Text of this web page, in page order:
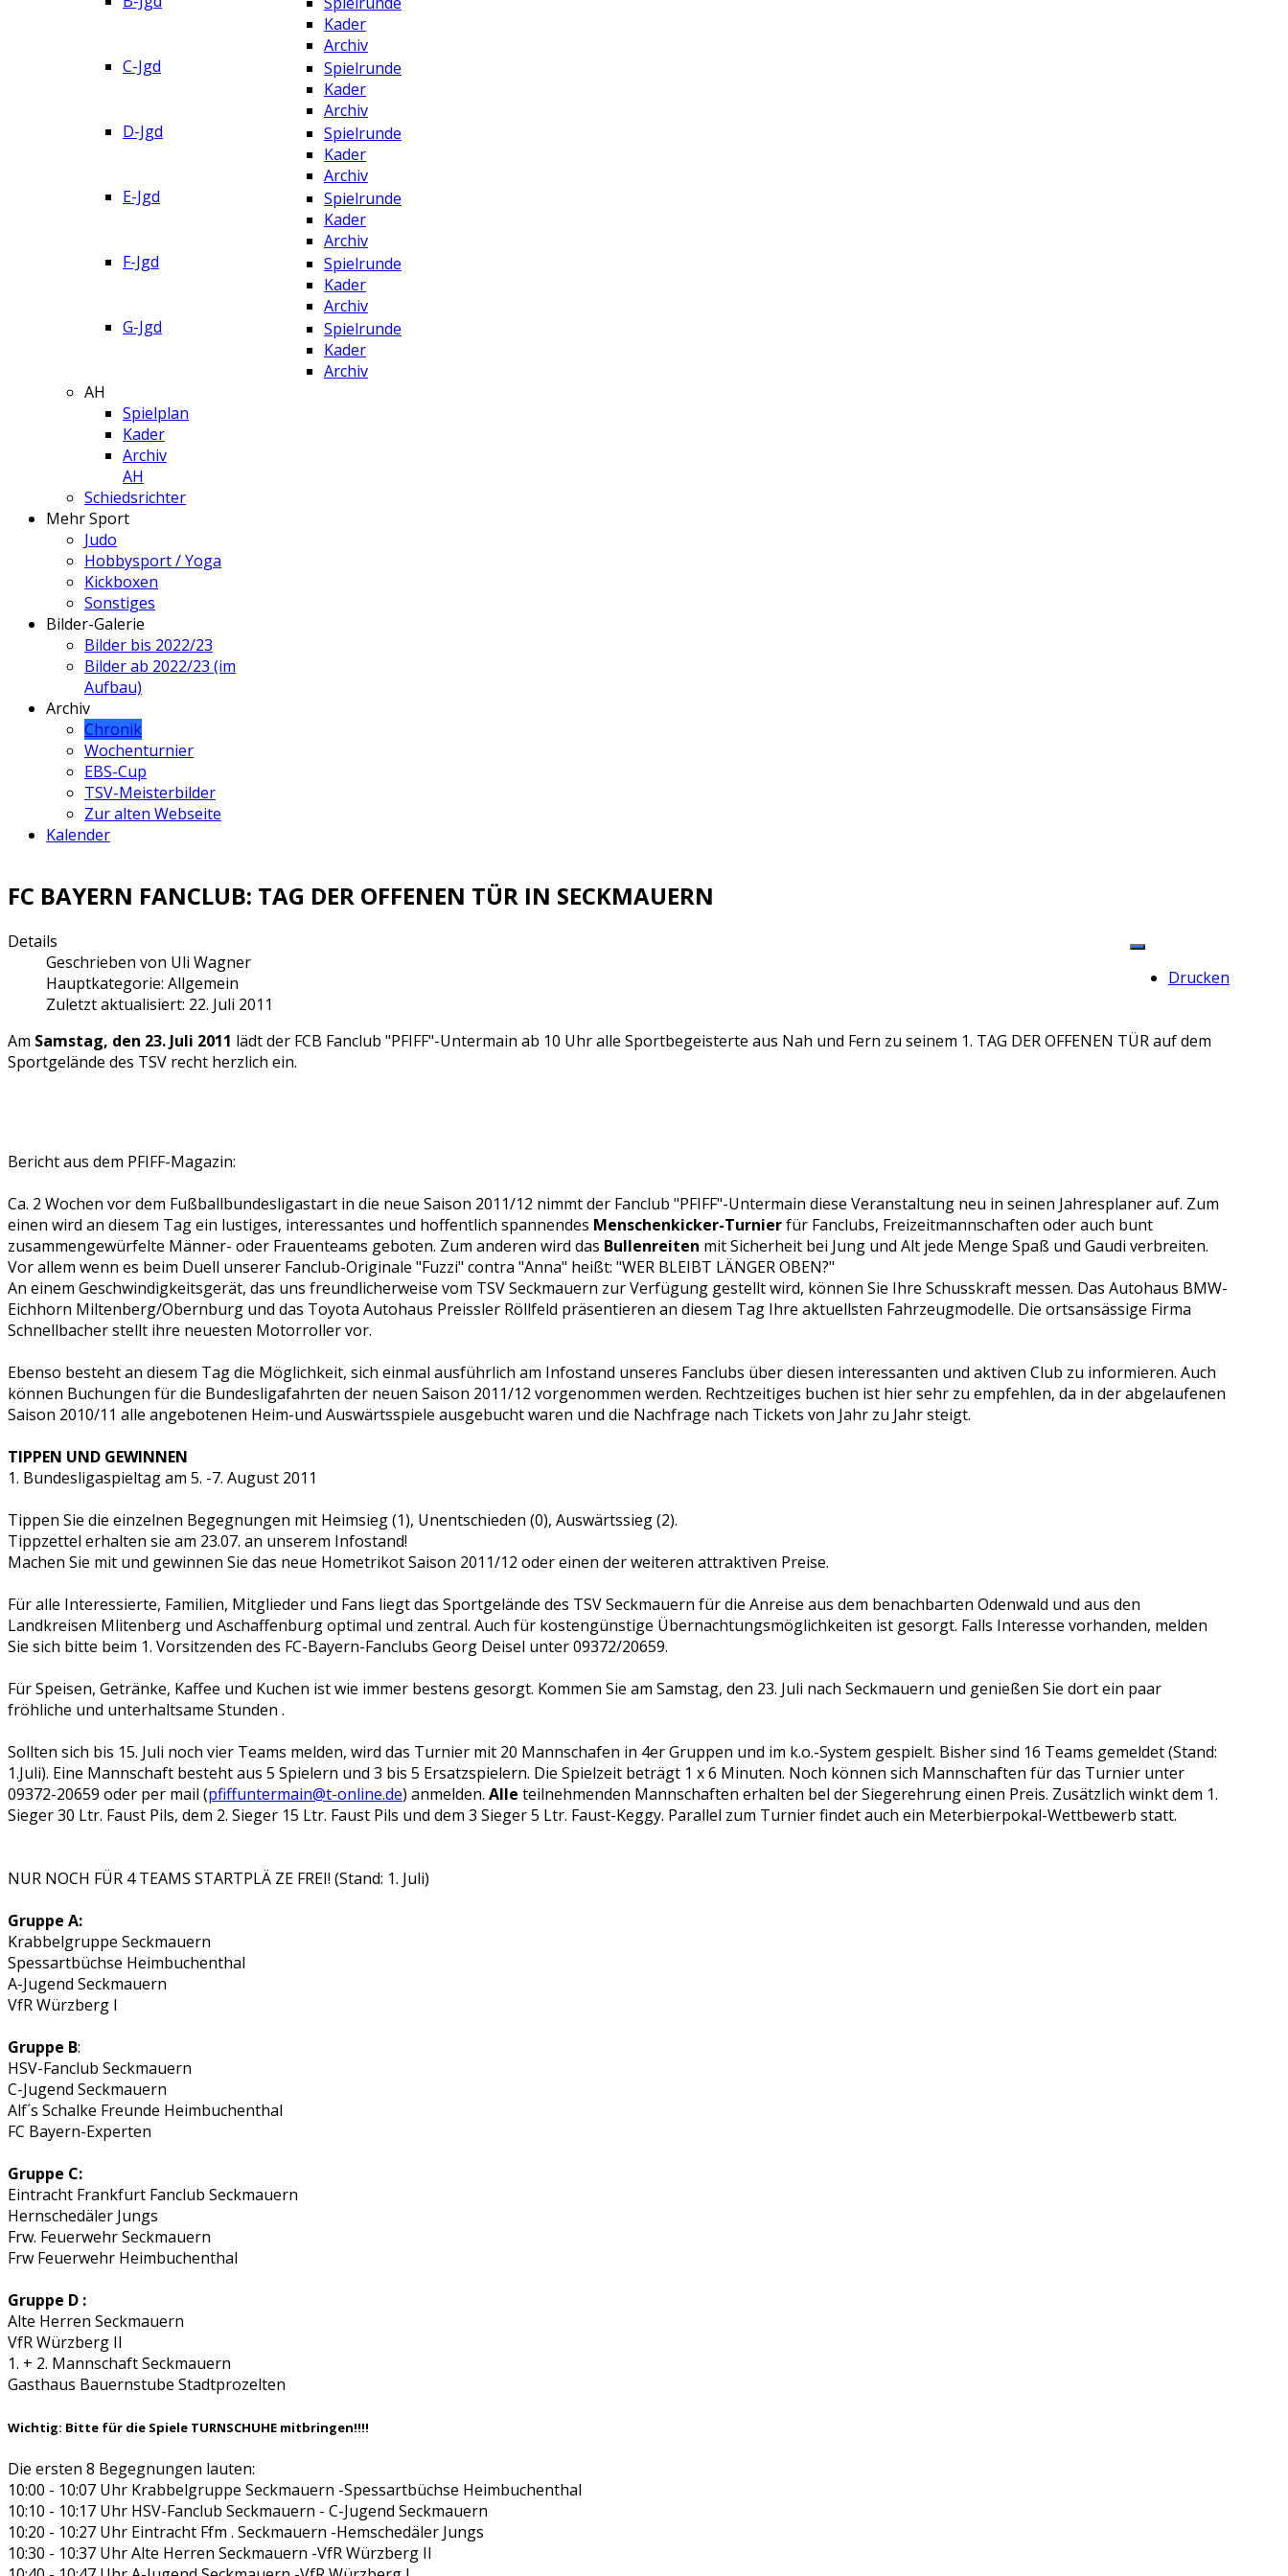
Kader
Archiv
C-Jgd
Spielrunde
Kader
Archiv
D-Jgd
Spielrunde
Kader
Archiv
E-Jgd
Spielrunde
Kader
Archiv
F-Jgd
Spielrunde
Kader
Archiv
G-Jgd
Spielrunde
Kader
Archiv
AH
Spielplan
Kader
Archiv
AH
Schiedsrichter
Mehr Sport
Judo
Hobbysport / Yoga
Kickboxen
Sonstiges
Bilder-Galerie
Bilder bis 2022/23
Bilder ab 2022/23 (im
Aufbau)
Archiv
Chronik
Wochenturnier
EBS-Cup
TSV-Meisterbilder
Zur alten Webseite
Kalender
FC BAYERN FANCLUB: TAG DER OFFENEN TÜR IN SECKMAUERN
Drucken
Details
Geschrieben von Uli Wagner
Hauptkategorie: Allgemein
Zuletzt aktualisiert: 22. Juli 2011
Am Samstag, den 23. Juli 2011 lädt der FCB Fanclub "PFIFF"-Untermain ab 10 Uhr alle Sportbegeisterte aus Nah und Fern zu seinem 1. TAG DER OFFENEN TÜR auf dem
Sportgelände des TSV recht herzlich ein.
Bericht aus dem PFIFF-Magazin:
Ca. 2 Wochen vor dem Fußballbundesligastart in die neue Saison 2011/12 nimmt der Fanclub "PFIFF"-Untermain diese Veranstaltung neu in seinen Jahresplaner auf. Zum
einen wird an diesem Tag ein lustiges, interessantes und hoffentlich spannendes Menschenkicker-Turnierfür Fanclubs, Freizeitmannschaften oder auch bunt
zusammengewürfelte Männer- oder Frauenteams geboten. Zum anderen wird das Bullenreiten mit Sicherheit bei Jung und Alt jede Menge Spaß und Gaudi verbreiten.
Vor allem wenn es beim Duell unserer Fanclub-Originale "Fuzzi" contra "Anna" heißt: "WER BLEIBT LÄNGER OBEN?"
An einem Geschwindigkeitsgerät, das uns freundlicherweise vom TSV Seckmauern zur Verfügung gestellt wird, können Sie Ihre Schusskraft messen. Das Autohaus BMW-
Eichhorn Miltenberg/Obernburg und das Toyota Autohaus Preissler Röllfeld präsentieren an diesem Tag Ihre aktuellsten Fahrzeugmodelle. Die ortsansässige Firma
Schnellbacher stellt ihre neuesten Motorroller vor.
Ebenso besteht an diesem Tag die Möglichkeit, sich einmal ausführlich am Infostand unseres Fanclubs über diesen interessanten und aktiven Club zu informieren. Auch
können Buchungen für die Bundesligafahrten der neuen Saison 2011/12 vorgenommen werden. Rechtzeitiges buchen ist hier sehr zu empfehlen, da in der abgelaufenen
Saison 2010/11 alle angebotenen Heim-und Auswärtsspiele ausgebucht waren und die Nachfrage nach Tickets von Jahr zu Jahr steigt.
TIPPEN UND GEWINNEN
1. Bundesligaspieltag am 5. -7. August 2011
Tippen Sie die einzelnen Begegnungen mit Heimsieg (1), Unentschieden (0), Auswärtssieg (2).
Tippzettel erhalten sie am 23.07. an unserem Infostand!
Machen Sie mit und gewinnen Sie das neue Hometrikot Saison 2011/12 oder einen der weiteren attraktiven Preise.
Für alle Interessierte, Familien, Mitglieder und Fans liegt das Sportgelände des TSV Seckmauern für die Anreise aus dem benachbarten Odenwald und aus den
Landkreisen Mlitenberg und Aschaffenburg optimal und zentral. Auch für kostengünstige Übernachtungsmöglichkeiten ist gesorgt. Falls Interesse vorhanden, melden
Sie sich bitte beim 1. Vorsitzenden des FC-Bayern-Fanclubs Georg Deisel unter 09372/20659.
Für Speisen, Getränke, Kaffee und Kuchen ist wie immer bestens gesorgt. Kommen Sie am Samstag, den 23. Juli nach Seckmauern und genießen Sie dort ein paar
fröhliche und unterhaltsame Stunden .
Sollten sich bis 15. Juli noch vier Teams melden, wird das Turnier mit 20 Mannschafen in 4er Gruppen und im k.o.-System gespielt. Bisher sind 16 Teams gemeldet (Stand:
1.Juli). Eine Mannschaft besteht aus 5 Spielern und 3 bis 5 Ersatzspielern. Die Spielzeit beträgt 1 x 6 Minuten. Noch können sich Mannschaften für das Turnier unter
09372-20659 oder per mail (pfiffuntermain@t-online.de) anmelden. Alle teilnehmenden Mannschaften erhalten bel der Siegerehrung einen Preis. Zusätzlich winkt dem 1.
Sieger 30 Ltr. Faust Pils, dem 2. Sieger 15 Ltr. Faust Pils und dem 3 Sieger 5 Ltr. Faust-Keggy. Parallel zum Turnier findet auch ein Meterbierpokal-Wettbewerb statt.
NUR NOCH FÜR 4 TEAMS STARTPLÄ ZE FREI! (Stand: 1. Juli)
Gruppe A:
Krabbelgruppe Seckmauern
Spessartbüchse Heimbuchenthal
A-Jugend Seckmauern
VfR Würzberg I
Gruppe B:
HSV-Fanclub Seckmauern
C-Jugend Seckmauern
Alf´s Schalke Freunde Heimbuchenthal
FC Bayern-Experten
Gruppe C:
Eintracht Frankfurt Fanclub Seckmauern
Hernschedäler Jungs
Frw. Feuerwehr Seckmauern
Frw Feuerwehr Heimbuchenthal
Gruppe D :
Alte Herren Seckmauern
VfR Würzberg II
1. + 2. Mannschaft Seckmauern
Gasthaus Bauernstube Stadtprozelten
Wichtig: Bitte für die Spiele TURNSCHUHE mitbringen!!!!
Die ersten 8 Begegnungen lauten:
10:00 - 10:07 Uhr Krabbelgruppe Seckmauern -Spessartbüchse Heimbuchenthal
10:10 - 10:17 Uhr HSV-Fanclub Seckmauern - C-Jugend Seckmauern
10:20 - 10:27 Uhr Eintracht Ffm . Seckmauern -Hemschedäler Jungs
10:30 - 10:37 Uhr Alte Herren Seckmauern -VfR Würzberg II